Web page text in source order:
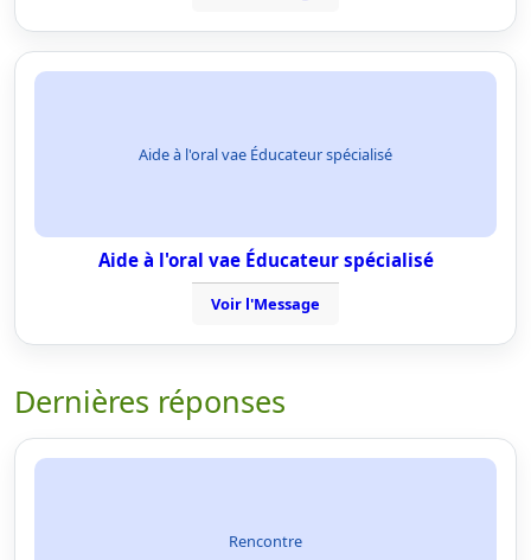
Aide à l'oral vae Éducateur spécialisé
Aide à l'oral vae Éducateur spécialisé
Voir l'Message
Dernières réponses
Rencontre